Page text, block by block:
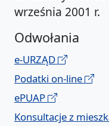
września 2001 r.
Odwołania
e-URZĄD
Podatki on-line
ePUAP
Konsultacje z